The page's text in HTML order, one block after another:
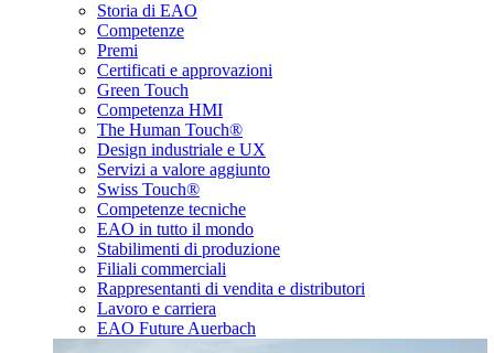
Storia di EAO
Competenze
Premi
Certificati e approvazioni
Green Touch
Competenza HMI
The Human Touch®
Design industriale e UX
Servizi a valore aggiunto
Swiss Touch®
Competenze tecniche
EAO in tutto il mondo
Stabilimenti di produzione
Filiali commerciali
Rappresentanti di vendita e distributori
Lavoro e carriera
EAO Future Auerbach